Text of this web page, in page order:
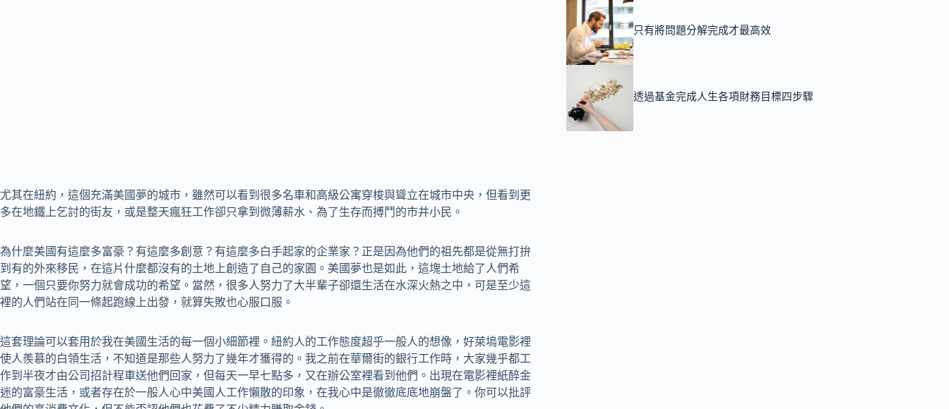
尤其在紐約，這個充滿美國夢的城市，雖然可以看到很多名車和高級公寓穿梭與聳立在城市中央，但看到更
多在地鐵上乞討的街友，或是整天瘋狂工作卻只拿到微薄薪水、為了生存而搏鬥的市井小民。
為什麼美國有這麼多富豪？有這麼多創意？有這麼多白手起家的企業家？正是因為他們的祖先都是從無打拚
到有的外來移民，在這片什麼都沒有的土地上創造了自己的家園。美國夢也是如此，這塊土地給了人們希
望，一個只要你努力就會成功的希望。當然，很多人努力了大半輩子卻還生活在水深火熱之中，可是至少這
裡的人們站在同一條起跑線上出發，就算失敗也心服口服。
這套理論可以套用於我在美國生活的每一個小細節裡。紐約人的工作態度超乎一般人的想像，好萊塢電影裡
使人羨慕的白領生活，不知道是那些人努力了幾年才獲得的。我之前在華爾街的銀行工作時，大家幾乎都工
作到半夜才由公司招計程車送他們回家，但每天一早七點多，又在辦公室裡看到他們。出現在電影裡紙醉金
迷的富豪生活，或者存在於一般人心中美國人工作懶散的印象，在我心中是徹徹底底地崩盤了。你可以批評
只有將問題分解完成才最高效
透過基金完成人生各項財務目標四步驟